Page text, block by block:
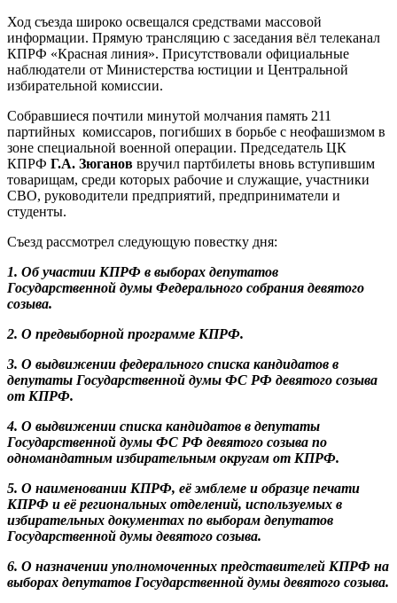
Ход съезда широко освещался средствами массовой
информации. Прямую трансляцию с заседания вёл телеканал
КПРФ «Красная линия». Присутствовали официальные
наблюдатели от Министерства юстиции и Центральной
избирательной комиссии.
Собравшиеся почтили минутой молчания память 211
партийных комиссаров, погибших в борьбе с неофашизмом в
зоне специальной военной операции. Председатель ЦК
КПРФ Г.А. Зюганов вручил партбилеты вновь вступившим
товарищам, среди которых рабочие и служащие, участники
СВО, руководители предприятий, предприниматели и
студенты.
Съезд рассмотрел следующую повестку дня:
1. Об участии КПРФ в выборах депутатов
Государственной думы Федерального собрания девятого
созыва.
2. О предвыборной программе КПРФ.
3. О выдвижении федерального списка кандидатов в
депутаты Государственной думы ФС РФ девятого созыва
от КПРФ.
4. О выдвижении списка кандидатов в депутаты
Государственной думы ФС РФ девятого созыва по
одномандатным избирательным округам от КПРФ.
5. О наименовании КПРФ, её эмблеме и образце печати
КПРФ и её региональных отделений, используемых в
избирательных документах по выборам депутатов
Государственной думы девятого созыва.
6. О назначении уполномоченных представителей КПРФ на
выборах депутатов Государственной думы девятого созыва.